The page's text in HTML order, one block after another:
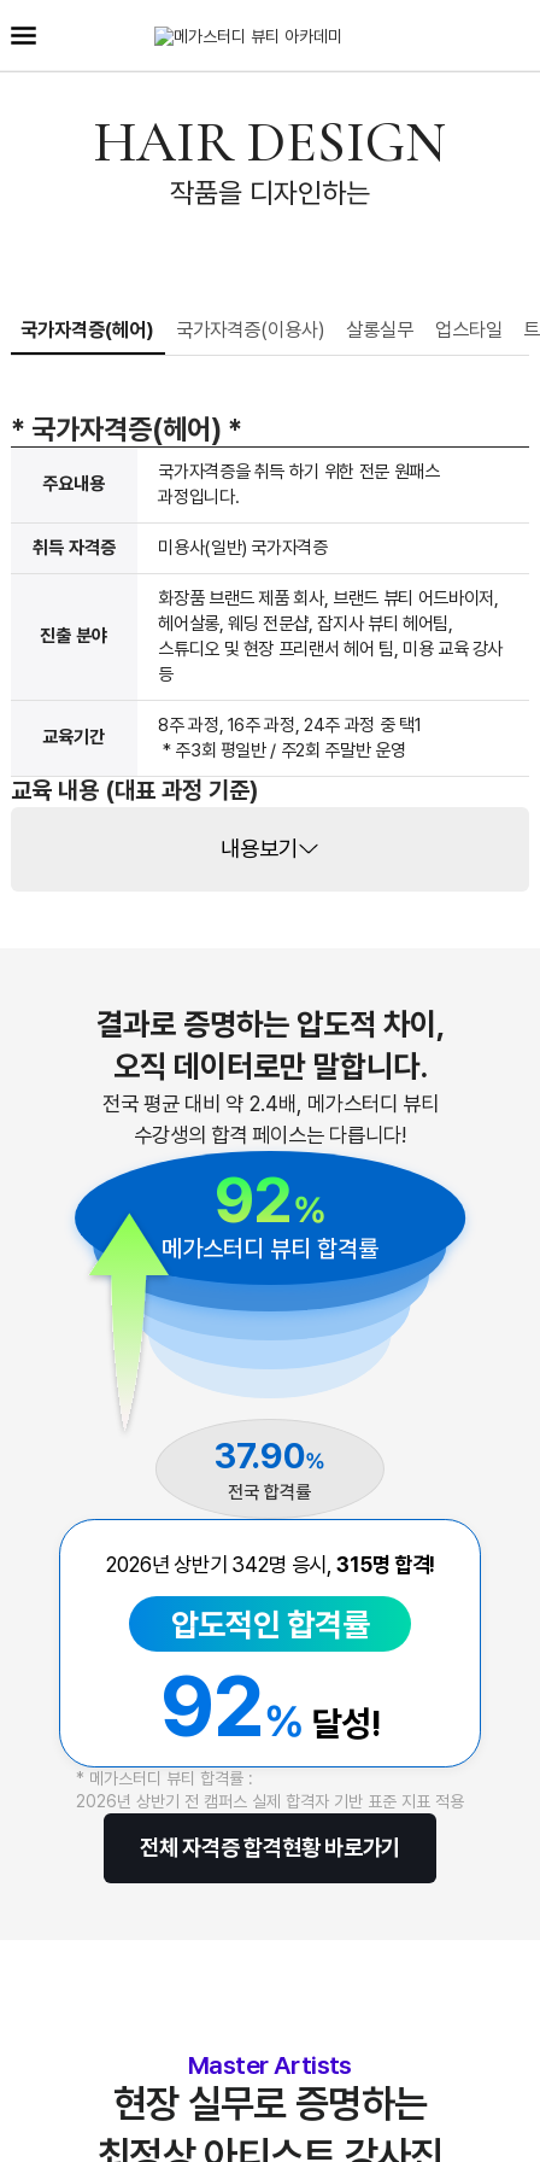
HAIR DESIGN
작품을 디자인하는
국가자격증(헤어) 국가자격증(이용사) 살롱실무 업스타일
* 국가자격증(헤어) *
주요내용
국가자격증을 취득 하기 위한 전문 원패스
과정입니다.
취득 자격증 미용사(일반) 국가자격증
진출 분야
화장품 브랜드 제품 회사, 브랜드 뷰티 어드바이저,
헤어살롱, 웨딩 전문샵, 잡지사 뷰티 헤어팀,
스튜디오 및 현장 프리랜서 헤어 팀, 미용 교육 강사
등
교육기간
8주 과정, 16주 과정, 24주 과정 중 택1
* 주3회 평일반 / 주2회 주말반 운영
교육 내용 (대표 과정 기준)
내용보기
결과로 증명하는 압도적 차이,
오직 데이터로만 말합니다.
전국 평균 대비 약 2.4배, 메가스터디 뷰티
수강생의 합격 페이스는 다릅니다!
92%
메가스터디 뷰티 합격률
37.90%
전국 합격률
2026년 상반기 342명 응시,315명 합격!
압도적인 합격률
92% 달성!
* 메가스터디 뷰티 합격률 :
2026년 상반기 전 캠퍼스 실제 합격자 기반 표준 지표 적용
전체 자격증 합격현황 바로가기
Master Artists
현장 실무로 증명하는